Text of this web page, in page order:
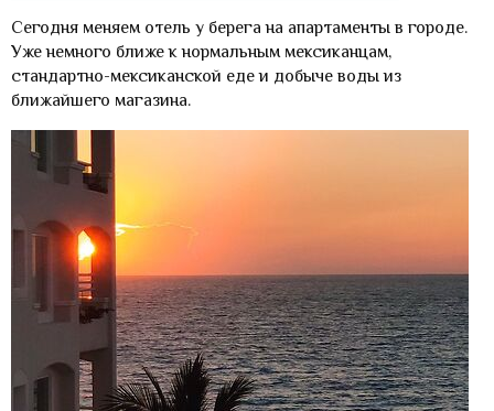
Сегодня меняем отель у берега на апартаменты в городе.
Уже немного ближе к нормальным мексиканцам,
стандартно-мексиканской еде и добыче воды из
ближайшего магазина.